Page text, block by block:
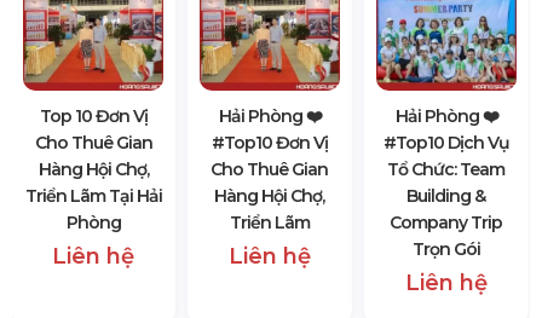
Top 10 Đơn Vị
Cho Thuê Gian
Hàng Hội Chợ,
Triển Lãm Tại Hải
Phòng
Liên hệ
Hải Phòng ❤️️
#top10 Đơn Vị
Cho Thuê Gian
Hàng Hội Chợ,
Triển Lãm
Liên hệ
Hải Phòng ❤️️
#top10 Dịch Vụ
Tổ Chức: Team
Building &
Company Trip
Trọn Gói
Liên hệ